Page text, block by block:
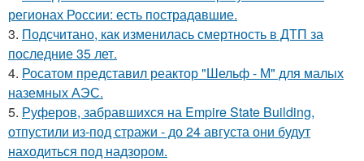
регионах России: есть пострадавшие.
3. Подсчитано, как изменилась смертность в ДТП за
последние 35 лет.
4. Росатом представил реактор "Шельф - М" для малых
наземных АЭС.
5. Руферов, забравшихся на Empire State Building,
отпустили из-под стражи - до 24 августа они будут
находиться под надзором.